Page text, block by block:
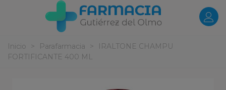
Inicio > Parafarmacia >
IRALTONE CHAMPU
FORTIFICANTE 400 ML